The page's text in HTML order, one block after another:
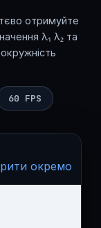
отримуйте
λ₁ λ₂ та
60 FPS
окремо